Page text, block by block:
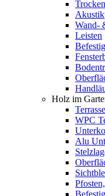
Wand-
Leisten
Holz im
WPC
Alu